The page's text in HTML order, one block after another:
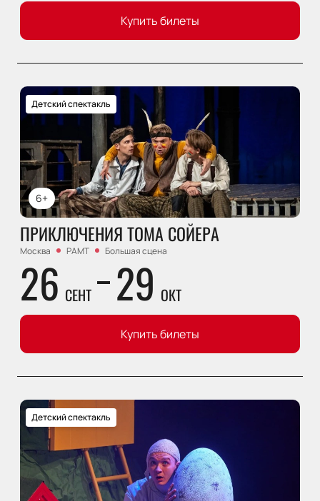
Купить билеты
6+
Детский спектакль
ПРИКЛЮЧЕНИЯ ТОМА СОЙЕРА
Москва РАМТ Большая сцена
26 СЕНТ 29 ОКТ
Купить билеты
Детский спектакль